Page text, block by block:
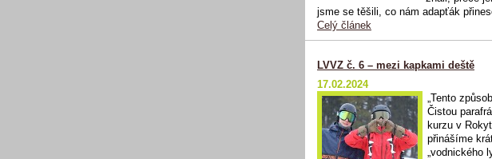
jsme se těšili, co nám adapťák
Celý článek
LVVZ č. 6 – mezi kapkami deště
17.02.2024
„Tento
Čistou
kurzu v
přinášíme
„vodnického